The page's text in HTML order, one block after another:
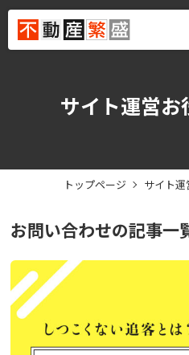
サイト運営お
トップページ サイト運
お問い合わせの記事一